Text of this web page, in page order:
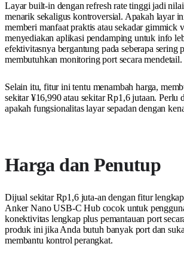
Layar built-in dengan refresh rate tinggi jadi
menarik sekaligus kontroversial. Apakah layar
memberi manfaat praktis atau sekadar gimmick
menyediakan aplikasi pendamping untuk info
efektivitasnya bergantung pada seberapa sering
membutuhkan monitoring port secara mendetail.
Selain itu, fitur ini tentu menambah harga,
sekitar ¥16,990 atau sekitar Rp1,6 jutaan. Perlu
apakah fungsionalitas layar sepadan dengan
Harga dan Penutup
Dijual sekitar Rp1,6 juta-an dengan fitur
Anker Nano USB-C Hub cocok untuk
konektivitas lengkap plus pemantauan port
produk ini jika Anda butuh banyak port dan
membantu kontrol perangkat.